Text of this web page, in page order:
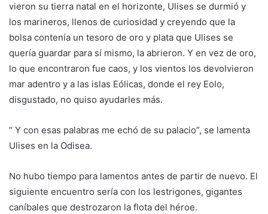
vieron su tierra natal en el horizonte, Ulises se durmió y
los marineros, llenos de curiosidad y creyendo que la
bolsa contenía un tesoro de oro y plata que Ulises se
quería guardar para sí mismo, la abrieron. Y en vez de oro,
lo que encontraron fue caos, y los vientos los devolvieron
mar adentro y a las islas Eólicas, donde el rey Eolo,
disgustado, no quiso ayudarles más.
“ Y con esas palabras me echó de su palacio”, se lamenta
Ulises en la Odisea.
No hubo tiempo para lamentos antes de partir de nuevo. El
siguiente encuentro sería con los lestrigones, gigantes
caníbales que destrozaron la flota del héroe.